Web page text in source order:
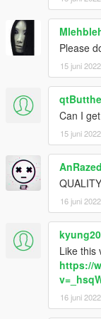
Please
15 juni 2022
Can I
15 juni 2022
AnRazed
QUALITY
16 juni 2022
Like this
https://
16 juni 2022